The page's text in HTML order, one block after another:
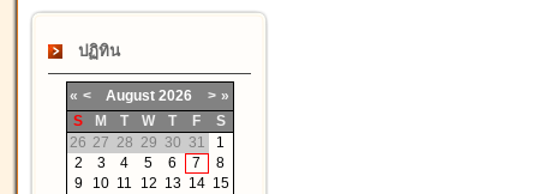
ปฏิทิน
« < August 2026 > »
S
M T W T F
S
26 27 28 29 30 31
1
2
3 4 5 6 7
8
9
10 11 12 13 14 15